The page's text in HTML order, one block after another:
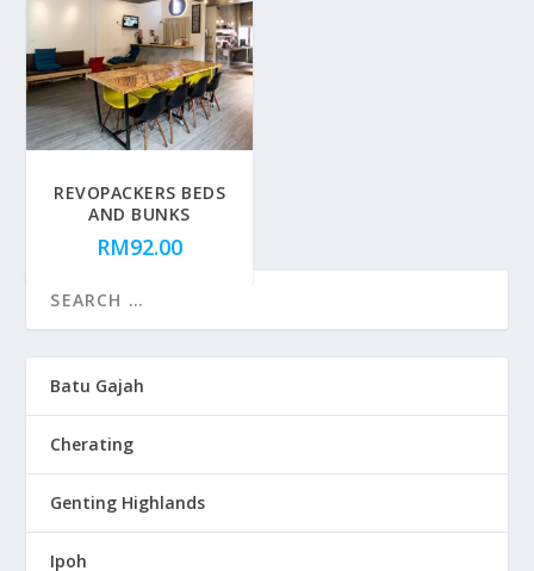
REVOPACKERS BEDS
AND BUNKS
RM92.00
Batu Gajah
Cherating
Genting Highlands
Ipoh